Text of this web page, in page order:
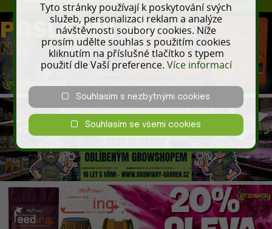
Tyto stránky používají k poskytování svých
služeb, personalizaci reklam a analýze
návštěvnosti soubory cookies. Níže
prosím udělte souhlas s použitím cookies
kliknutím na příslušné tlačítko s typem
použití dle Vaší preference. Více informací
Souhlasím s nezbytnými cookies
Souhlasím se všemi cookies